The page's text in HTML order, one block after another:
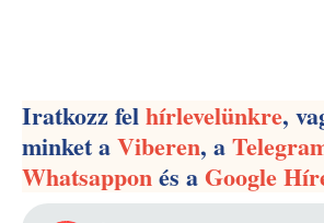
Iratkozz felhírlevelünkre,
minket aViberen, a
Whatsapponés aGoogle